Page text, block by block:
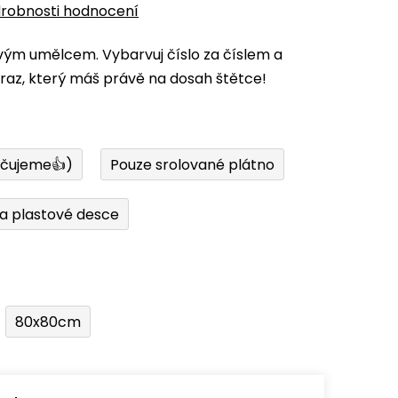
hodnocení
umělcem. Vybarvuj číslo za číslem a
který máš právě na dosah štětce!
Pouze srolované plátno
plastové desce
80x80cm